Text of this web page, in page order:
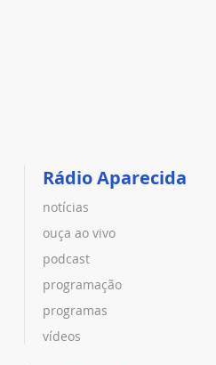
Rádio Aparecida
notícias
ouça ao vivo
podcast
programação
programas
vídeos